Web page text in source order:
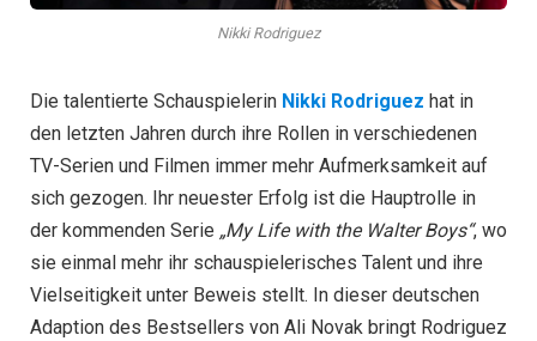
Nikki Rodriguez
Die talentierte Schauspielerin Nikki Rodriguez hat in
den letzten Jahren durch ihre Rollen in verschiedenen
TV-Serien und Filmen immer mehr Aufmerksamkeit auf
sich gezogen. Ihr neuester Erfolg ist die Hauptrolle in
der kommenden Serie „My Life with the Walter Boys“, wo
sie einmal mehr ihr schauspielerisches Talent und ihre
Vielseitigkeit unter Beweis stellt. In dieser deutschen
Adaption des Bestsellers von Ali Novak bringt Rodriguez